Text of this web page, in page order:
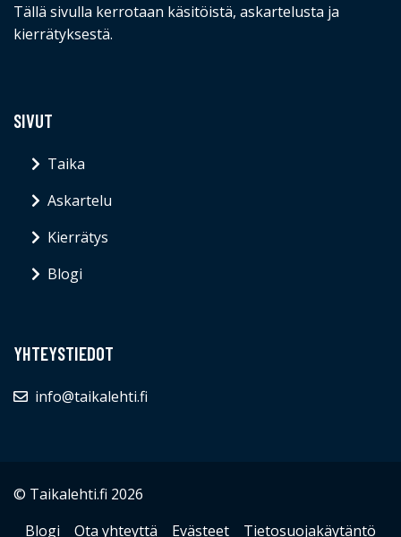
Tällä sivulla kerrotaan käsitöistä, askartelusta ja
kierrätyksestä.
SIVUT
Taika
Askartelu
Kierrätys
Blogi
YHTEYSTIEDOT
info@taikalehti.fi
© Taikalehti.fi 2026
Blogi
Ota yhteyttä Evästeet Tietosuojakäytäntö